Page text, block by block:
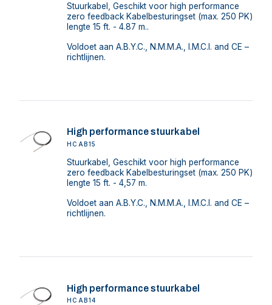
Stuurkabel, Geschikt voor high performance
zero feedback Kabelbesturingset (max. 250 PK)
lengte 15 ft. - 4.87 m..
Voldoet aan A.B.Y.C., N.M.M.A., I.M.C.I. and CE –
richtlijnen.
High performance stuurkabel
HCAB15
Stuurkabel, Geschikt voor high performance
zero feedback Kabelbesturingset (max. 250 PK)
lengte 15 ft. - 4,57 m.
Voldoet aan A.B.Y.C., N.M.M.A., I.M.C.I. and CE –
richtlijnen.
High performance stuurkabel
HCAB14